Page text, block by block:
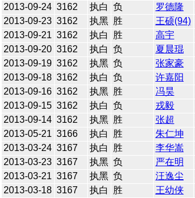
2013-09-24 3162 执白 负 罗德隆
2013-09-23 3162 执黑 胜 王硕(94)
2013-09-21 3162 执白 胜 高宇
2013-09-20 3162 执白 负 夏晨琨
2013-09-19 3162 执黑 负 张家豪
2013-09-18 3162 执白 负 许嘉阳
2013-09-16 3162 执黑 胜 冯昊
2013-09-15 3162 执白 负 戎毅
2013-09-14 3162 执黑 胜 张超
2013-05-21 3166 执白 胜 朱仁坤
2013-03-24 3167 执白 胜 李华嵩
2013-03-23 3167 执黑 负 严在明
2013-03-21 3167 执黑 负 汪逸尘
2013-03-18 3167 执白 胜 王幼侠